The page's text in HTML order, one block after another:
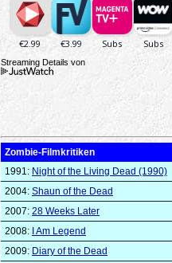
Streaming Details von
Zombie-Filmkritiken
1991: Night of the Living Dead (1990)
2004: Shaun of the Dead
2007: 28 Weeks Later
2008: I Am Legend
2009: Diary of the Dead